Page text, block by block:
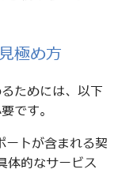
極め方
ためには、以下
です。
ートが含まれる契
体的なサービス